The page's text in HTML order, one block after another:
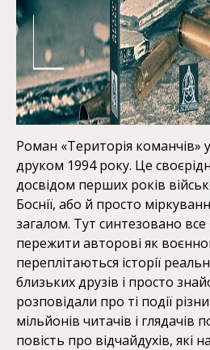
Роман «Територія
друком 1994 року. Це
досвідом перших років
Боснії, або й просто
загалом. Тут синтезовано
пережити авторові як
переплітаються історії
близьких друзів і просто
розповідали про ті події
мільйонів читачів і глядачів
повість про відчайдухів, які